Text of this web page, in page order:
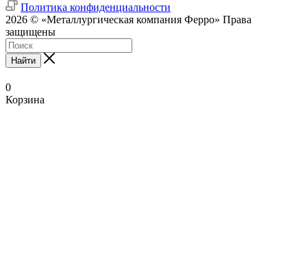
Политика конфиденциальности
2026 © «Металлургическая компания Ферро» Права
защищены
Найти
0
Корзина